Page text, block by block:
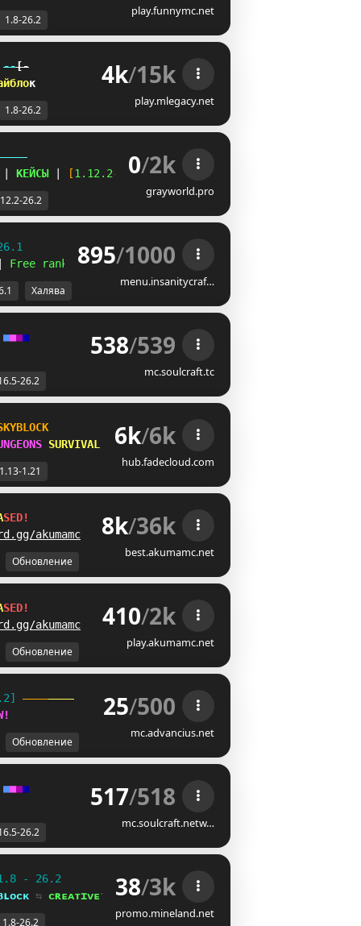
play.funnymc.net
1.8-26.2
--[-
йблок 4k/15k
play.mlegacy.net
1.8-26.2
КЕЙСЫ [1.12.2- 26.2 ]
0/2k
grayworld.pro
26.2
Free ranks ☻
895/1000
menu.insanitycraf…
Халява
■■■■
538/539
mc.soulcraft.tc
26.2
SURVIVAL 6k/6k
hub.fadecloud.com
1.13-1.21
SED!
akumamc 8k/36k
best.akumamc.net
Обновление
SED!
akumamc 410/2k
play.akumamc.net
Обновление
! 25/500
mc.advancius.net
Обновление
■■■■
517/518
mc.soulcraft.netw…
26.2
- 26.2
⇆ ᴄʀᴇᴀᴛɪᴠᴇ⁺ 38/3k
promo.mineland.net
1.8-26.2